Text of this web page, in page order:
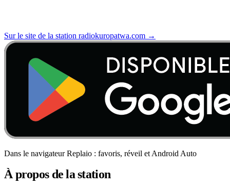
Sur le site de la station radiokuropatwa.com →
Dans le navigateur Replaio : favoris, réveil et Android Auto
À propos de la station